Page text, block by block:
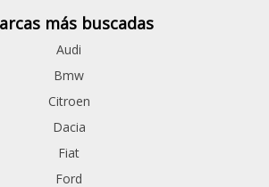
más buscadas
Audi
Bmw
Citroen
Dacia
Fiat
Ford